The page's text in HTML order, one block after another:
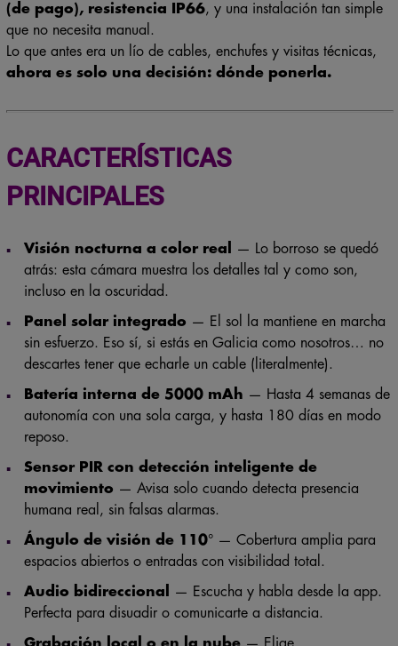
(de pago), resistencia IP66, y una instalación tan simple
que no necesita manual.
Lo que antes era un lío de cables, enchufes y visitas técnicas,
ahora es solo una decisión: dónde ponerla.
CARACTERÍSTICAS
PRINCIPALES
Visión nocturna a color real
— Lo borroso se quedó
atrás: esta cámara muestra los detalles tal y como son,
incluso en la oscuridad.
Panel solar integrado — El sol la mantiene en marcha
sin esfuerzo. Eso sí, si estás en Galicia como nosotros… no
descartes tener que echarle un cable (literalmente).
Batería interna de 5000 mAh — Hasta 4 semanas de
autonomía con una sola carga, y hasta 180 días en modo
reposo.
Sensor PIR con detección inteligente de
movimiento — Avisa solo cuando detecta presencia
humana real, sin falsas alarmas.
Ángulo de visión de 110° — Cobertura amplia para
espacios abiertos o entradas con visibilidad total.
Audio bidireccional
— Escucha y habla desde la app.
Perfecta para disuadir o comunicarte a distancia.
Grabación local o en la nube— Elige